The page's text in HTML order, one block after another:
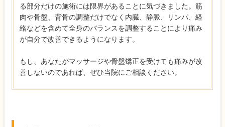
る部分だけの施術には限界があることに気づきました。筋
肉や骨盤、背骨の調整だけでなく内臓、静脈、リンパ、経
絡などを含めて全身のバランスを調整することにより痛み
が自分で改善できるようになります。
もし、あなたがマッサージや骨盤矯正を受けても痛みが改
善しないのであれば、ぜひ当院にご相談ください。